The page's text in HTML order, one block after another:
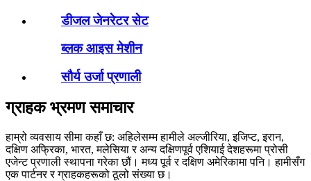
डीजल जेनरेटर सेट
ब्लक आइस मेशीन
सौर्य उर्जा प्रणाली
ग्राहक भ्रमण समाचार
हाम्रो व्यवसाय सीमा कहाँ छ: अहिलेसम्म हामीले अल्जीरिया, इजिप्ट, इरान,
दक्षिण अफ्रिका, भारत, मलेसिया र अन्य दक्षिणपूर्व एशियाई देशहरूमा प्रोसी
एजेन्ट प्रणाली स्थापना गरेका छौं। मध्य पूर्व र दक्षिण अमेरिकामा पनि। हामीसँग
एक पार्टनर र ग्राहकहरूको ठूलो संख्या छ।